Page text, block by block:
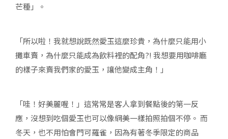
芒種」。
「所以啦！我就想說既然愛玉這麼珍貴，為什麼只能用小
攤車賣，為什麼只能成為飲料裡的配角?! 我想要用咖啡廳
的樣子來賣我們家的愛玉，讓他變成主角！」
「哇！好美麗喔！」這常常是客人拿到餐點後的第一反
應，沒想到吃個愛玉也可以像網美一樣拍照拍個不停。 而
冬天，也不用怕會門可羅雀，因為有著冬季限定的商品